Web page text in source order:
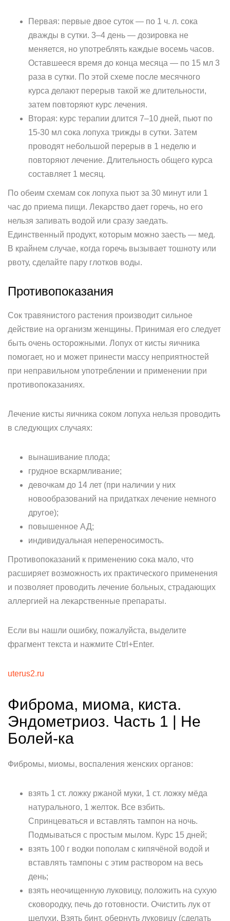
Первая: первые двое суток — по 1 ч. л. сока
дважды в сутки. 3–4 день — дозировка не
меняется, но употреблять каждые восемь часов.
Оставшееся время до конца месяца — по 15 мл 3
раза в сутки. По этой схеме после месячного
курса делают перерыв такой же длительности,
затем повторяют курс лечения.
Вторая: курс терапии длится 7–10 дней, пьют по
15-30 мл сока лопуха трижды в сутки. Затем
проводят небольшой перерыв в 1 неделю и
повторяют лечение. Длительность общего курса
составляет 1 месяц.
По обеим схемам сок лопуха пьют за 30 минут или 1
час до приема пищи. Лекарство дает горечь, но его
нельзя запивать водой или сразу заедать.
Единственный продукт, которым можно заесть — мед.
В крайнем случае, когда горечь вызывает тошноту или
рвоту, сделайте пару глотков воды.
Противопоказания
Сок травянистого растения производит сильное
действие на организм женщины. Принимая его следует
быть очень осторожными. Лопух от кисты яичника
помогает, но и может принести массу неприятностей
при неправильном употреблении и применении при
противопоказаниях.
Лечение кисты яичника соком лопуха нельзя проводить
в следующих случаях:
вынашивание плода;
грудное вскармливание;
девочкам до 14 лет (при наличии у них
новообразований на придатках лечение немного
другое);
повышенное АД;
индивидуальная непереносимость.
Противопоказаний к применению сока мало, что
расширяет возможность их практического применения
и позволяет проводить лечение больных, страдающих
аллергией на лекарственные препараты.
Если вы нашли ошибку, пожалуйста, выделите
фрагмент текста и нажмите Ctrl+Enter.
uterus2.ru
Фиброма, миома, киста.
Эндометриоз. Часть 1 | Не
Болей-ка
Фибромы, миомы, воспаления женских органов:
взять 1 ст. ложку ржаной муки, 1 ст. ложку мёда
натурального, 1 желток. Все взбить.
Спринцеваться и вставлять тампон на ночь.
Подмываться с простым мылом. Курс 15 дней;
взять 100 г водки пополам с кипячёной водой и
вставлять тампоны с этим раствором на весь
день;
взять неочищенную луковицу, положить на сухую
сковородку, печь до готовности. Очистить лук от
шелухи. Взять бинт, обернуть луковицу (сделать